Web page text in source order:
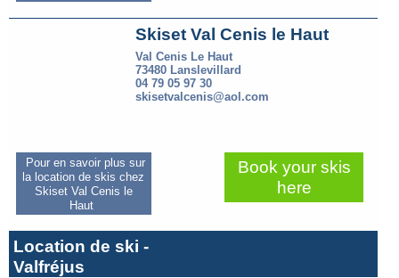
Skiset Val Cenis le Haut
Val Cenis Le Haut
73480 Lanslevillard
04 79 05 97 30
skisetvalcenis@aol.com
Pour en savoir plus sur
la location de skis chez
Skiset Val Cenis le
Haut
Book your skis
here
Location de ski -
Valfréjus